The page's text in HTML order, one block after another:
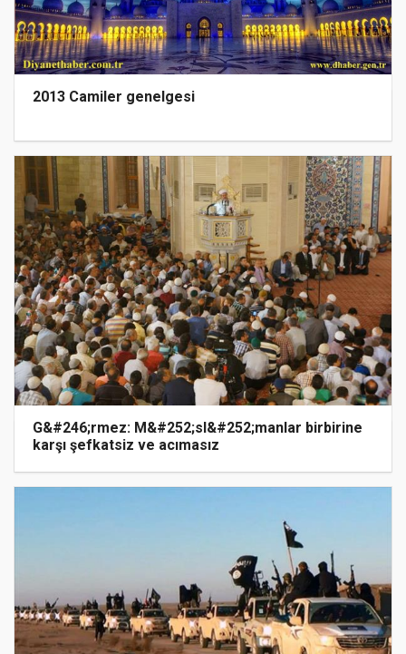
2013 Camiler genelgesi
G&#246;rmez: M&#252;sl&#252;manlar birbirine
karşı şefkatsiz ve acımasız